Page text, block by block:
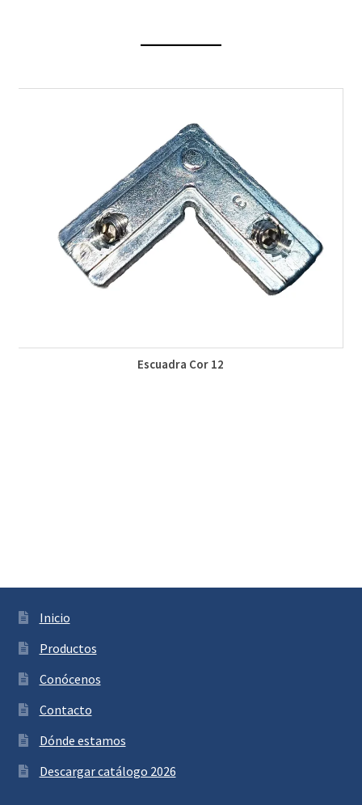
Escuadra Cor 12
Inicio
Productos
Conócenos
Contacto
Dónde estamos
Descargar catálogo 2026